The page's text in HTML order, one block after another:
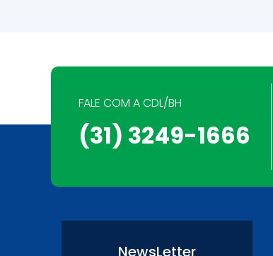
FALE COM A CDL/BH
(31) 3249-1666
NewsLetter